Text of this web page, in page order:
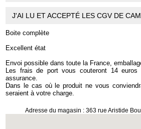
J'AI LU ET ACCEPTÉ LES CGV DE
Boite complète
Excellent état
Envoi possible dans toute la France,
Les frais de port vous couteront 14
assurance.
Dans le cas où le produit ne vous
seraient à votre charge.
Adresse du magasin : 363 rue Aristide